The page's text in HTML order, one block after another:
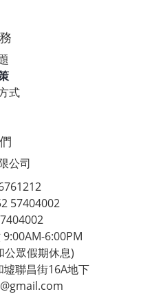
式
公司
57404002
6:00PM
假期休息)
聯昌街16A地下